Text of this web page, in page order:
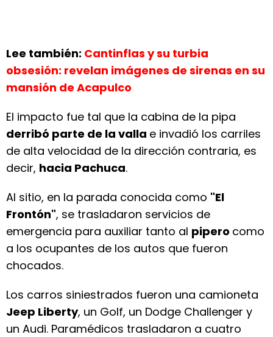
Lee también: Cantinflas y su turbia
obsesión: revelan imágenes de sirenas en su
mansión de Acapulco
El impacto fue tal que la cabina de la pipa
derribó parte de la valla e invadió los carriles
de alta velocidad de la dirección contraria, es
decir, hacia Pachuca.
Al sitio, en la parada conocida como "El
Frontón", se trasladaron servicios de
emergencia para auxiliar tanto al pipero como
a los ocupantes de los autos que fueron
chocados.
Los carros siniestrados fueron una camioneta
Jeep Liberty, un Golf, un Dodge Challenger y
un Audi. Paramédicos trasladaron a cuatro